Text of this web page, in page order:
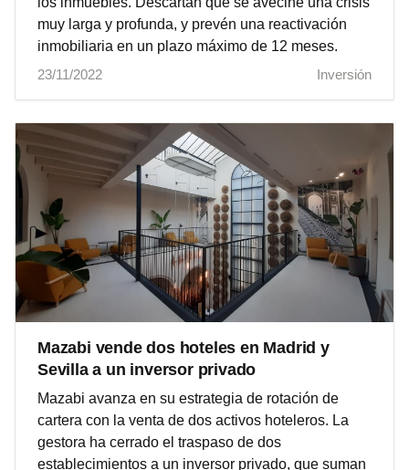
muy larga y profunda, y prevén una reactivación
inmobiliaria en un plazo máximo de 12 meses.
23/11/2022
Inversión
Mazabi vende dos hoteles en Madrid y
Sevilla a un inversor privado
Mazabi avanza en su estrategia de rotación de
cartera con la venta de dos activos hoteleros. La
gestora ha cerrado el traspaso de dos
establecimientos a un inversor privado, que suman